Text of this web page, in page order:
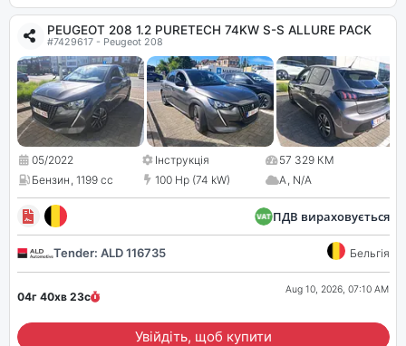
PEUGEOT 208 1.2 PURETECH 74KW S-S ALLURE PACK
#7429617 - Peugeot 208
05/2022 Інструкція
57 329 КМ
Бензин, 1199 cc 100 Hp (74 kW) A, N/A
ПДВ вираховується
Tender: ALD 116735 Бельгія
04г 40хв 22с
Aug 10, 2026, 07:10 AM
Увійдіть, щоб купити